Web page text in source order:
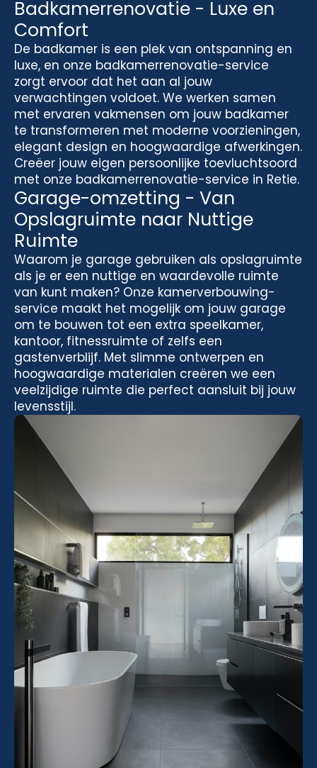
Badkamerrenovatie - Luxe en
Comfort
De badkamer is een plek van ontspanning en
luxe, en onze badkamerrenovatie-service
zorgt ervoor dat het aan al jouw
verwachtingen voldoet. We werken samen
met ervaren vakmensen om jouw badkamer
te transformeren met moderne voorzieningen,
elegant design en hoogwaardige afwerkingen.
Creëer jouw eigen persoonlijke toevluchtsoord
met onze badkamerrenovatie-service in Retie.
Garage-omzetting - Van
Opslagruimte naar Nuttige
Ruimte
Waarom je garage gebruiken als opslagruimte
als je er een nuttige en waardevolle ruimte
van kunt maken? Onze kamerverbouwing-
service maakt het mogelijk om jouw garage
om te bouwen tot een extra speelkamer,
kantoor, fitnessruimte of zelfs een
gastenverblijf. Met slimme ontwerpen en
hoogwaardige materialen creëren we een
veelzijdige ruimte die perfect aansluit bij jouw
levensstijl.